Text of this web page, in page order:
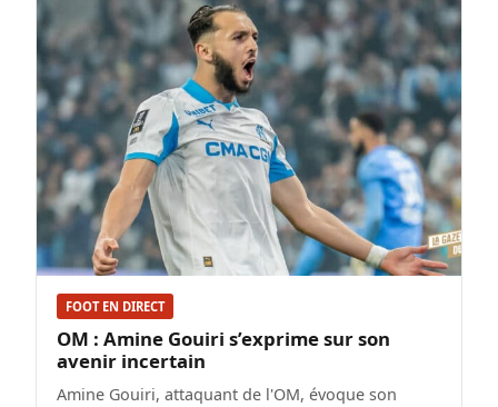
FOOT EN DIRECT
OM : Amine Gouiri s’exprime sur son
avenir incertain
Amine Gouiri, attaquant de l'OM, évoque son